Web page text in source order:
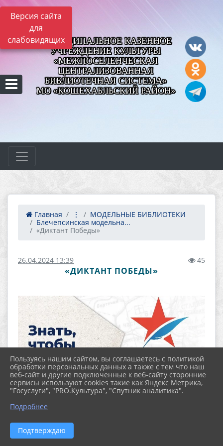
Версия сайта
для
слабовидящихМУНИЦИПАЛЬНОЕ КАЗЕННОЕ
УЧРЕЖДЕНИЕ КУЛЬТУРЫ
«МЕЖПОСЕЛЕНЧЕСКАЯ
ЦЕНТРАЛИЗОВАННАЯ
БИБЛИОТЕЧНАЯ СИСТЕМА»
МО «КОШЕХАБЛЬСКИЙ РАЙОН»
Главная ⋮
МОДЕЛЬНЫЕ БИБЛИОТЕКИ
Блечепсинская модельна...
«Диктант Победы»
26.04.2024 13:39 45
«ДИКТАНТ ПОБЕДЫ»
Пользуясь нашим сайтом, вы соглашаетесь с политикой
обработки персональных данных а также с тем что наш
веб-сайт и другие подключенные к веб-сайту сторонние
сервисы используют cookies такие как Яндекс Метрика,
"Госуслуги", "PRO.Культура", "Спутник аналитика".
Подробнее
Подтверждаю